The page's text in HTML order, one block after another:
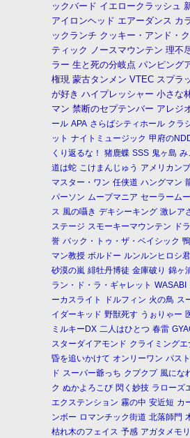
ックバード イエロークラッシュ
アイロンヘッド エアーダンス カ
ックランチ クッキー・アンド・
ティック ノースマウンテン 理不
ラー 生と死の分岐点 パンピング
権現 蒙古タンメン VTEC スプラ
が好き ハイプレッシャー 小さな
マン 禁断のセプテンバー アレジ
ール APA さらばシティホール クラ
ット ナイトミュージック 甲府の
くり返るな！
猪鹿蝶 SSS 鬼ヶ島 み
道は蛇 こけまんじゅう アメリカン
マスター・ワン 任侠道 ハングマン
パーソン ムーブマニア セーラーム
ス 風の囁き デキシーキング 激レア
ステージ スモーキーマウンテン ド
誉 バック・トゥ・ザ・ベイシック
マン教授 ボルドー ルンルンヒロシ君
砂漠の嵐 緋牡丹博徒 金庫破り 錦ヶ
ラン・ド・ラ・ギャレット WASABI
ーカスライト
ドルフィン 火の鳥 ス
イダーキッド 野獣死す うぉりゃー
ミルキーDX 二人はひとつ 春雷
スターダイアモンド クライミングエ
昏を追いかけて オンリーワン パス
ド スーパー爺っち クプクプ 風にな
ク ぬかよろこび 閃く妙技 ラローズ
エクステンション 霧の中 安近短 カ
ンボー ロマンチック街道 北落師門
枯れ木のフェイス 予感 アガタメモ